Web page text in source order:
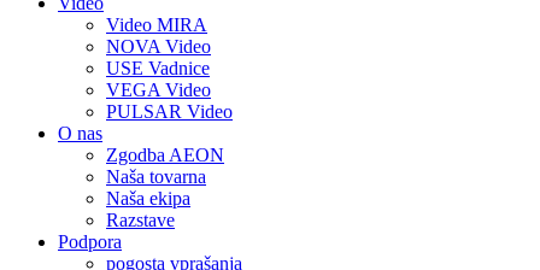
Video MIRA
NOVA Video
USE Vadnice
VEGA Video
PULSAR Video
O nas
Zgodba AEON
Naša tovarna
Naša ekipa
Razstave
Podpora
pogosta vprašanja